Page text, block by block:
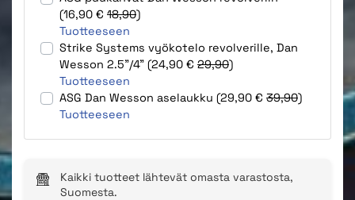
(16,90 € 18,90)
Tuotteeseen
Strike Systems vyökotelo revolverille, Dan
Wesson 2.5"/4" (24,90 € 29,90)
Tuotteeseen
ASG Dan Wesson aselaukku (29,90 € 39,90)
Tuotteeseen
Kaikki tuotteet lähtevät omasta varastosta,
Suomesta.